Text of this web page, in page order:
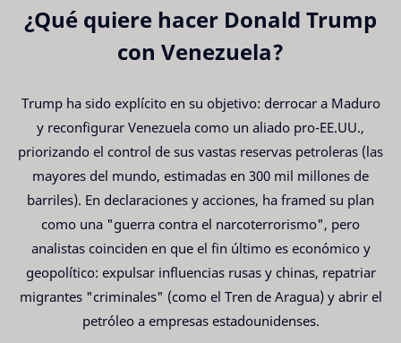
¿Qué quiere hacer Donald Trump
con Venezuela?
Trump ha sido explícito en su objetivo: derrocar a Maduro
y reconfigurar Venezuela como un aliado pro-EE.UU.,
priorizando el control de sus vastas reservas petroleras (las
mayores del mundo, estimadas en 300 mil millones de
barriles). En declaraciones y acciones, ha framed su plan
como una "guerra contra el narcoterrorismo", pero
analistas coinciden en que el fin último es económico y
geopolítico: expulsar influencias rusas y chinas, repatriar
migrantes "criminales" (como el Tren de Aragua) y abrir el
petróleo a empresas estadounidenses.